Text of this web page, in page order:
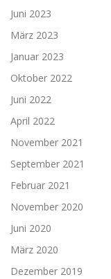
Juni 2023
März 2023
Januar 2023
Oktober 2022
Juni 2022
April 2022
November 2021
September 2021
Februar 2021
November 2020
Juni 2020
März 2020
Dezember 2019